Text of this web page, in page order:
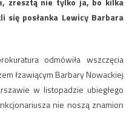
się posłanka Lewicy Barbara
odmówiła wszczęcia
łzawiącym Barbary Nowackiej
w listopadzie ubiegłego
nie noszą znamion